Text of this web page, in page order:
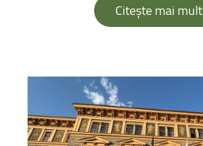
Citește mai mult